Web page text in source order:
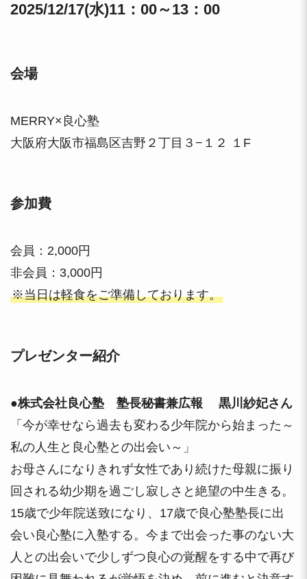
2025/12/17(水)11：00～13：00
会場
MERRY×良心塾
大阪府大阪市福島区吉野２丁目３−１２ １F
参加費
会員：2,000円
非会員：3,000円
※当日は軽食をご準備しております。
プレゼンター紹介
●株式会社良心塾 塾長秘書兼広報 黒川紗妃さん
「今が幸せなら過去も変わる少年院から始まった～
私の人生と良心塾との出会い～」
お母さんになりきれず女性であり続けた母親に振り
回される幼少期を過ごし寂しさと絶望の中生きる。
15歳で少年院送致になり、17歳で良心塾塾長に出
会い良心塾に入塾する。今まで出会った事のない大
人との出会いで少しずつ良心の覚醒をする中で再び